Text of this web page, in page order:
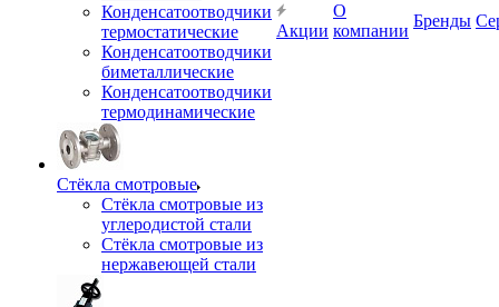
Конденсатоотводчики
термостатические
Конденсатоотводчики
биметаллические
Конденсатоотводчики
термодинамические
Стёкла смотровые
Стёкла смотровые из
углеродистой стали
Стёкла смотровые из
нержавеющей стали
Акции
О
компании
Бренды